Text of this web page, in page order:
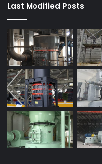
Last Modified Posts